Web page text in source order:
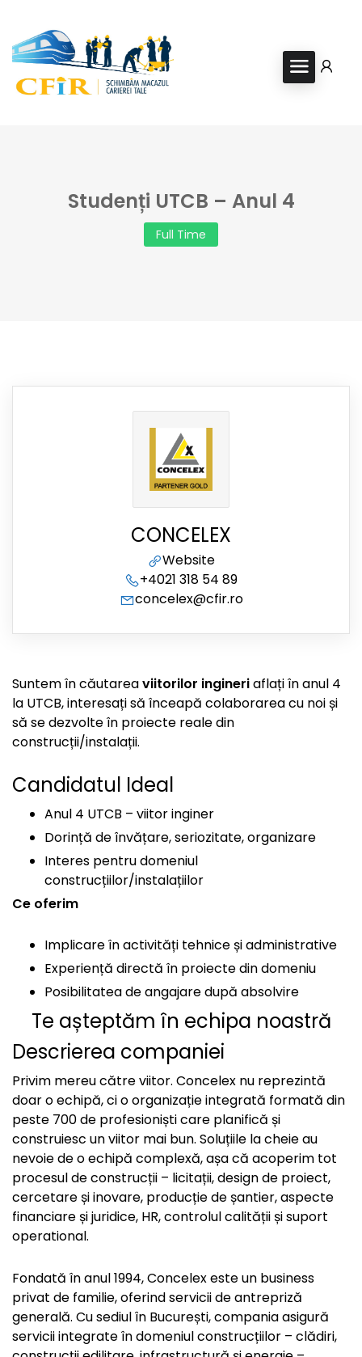
Studenți UTCB – Anul 4
Full Time
CONCELEX
Website
+4021 318 54 89
concelex@cfir.ro
Suntem în căutareaviitorilor ingineriaflați în anul 4
la UTCB, interesați să înceapă colaborarea cu noi și
să se dezvolte în proiecte reale din
construcții/instalații.
Candidatul Ideal
Anul 4 UTCB – viitor inginer
Dorință de învățare, seriozitate, organizare
Interes pentru domeniul
construcțiilor/instalațiilor
Ce oferim
Implicare în activități tehnice și administrative
Experiență directă în proiecte din domeniu
Posibilitatea de angajare după absolvire
Te așteptăm în echipa noastră
Descrierea companiei
Privim mereu către viitor. Concelex nu reprezintă
doar o echipă, ci o organizație integrată formată din
peste 700 de profesioniști care planifică și
construiesc un viitor mai bun. Soluțiile la cheie au
nevoie de o echipă complexă, așa că acoperim tot
procesul de construcții – licitații, design de proiect,
cercetare și inovare, producție de șantier, aspecte
financiare și juridice, HR, controlul calității și suport
operational.
Fondată în anul 1994, Concelex este un business
privat de familie, oferind servicii de antrepriză
generală. Cu sediul în București, compania asigură
servicii integrate în domeniul construcțiilor – clădiri,